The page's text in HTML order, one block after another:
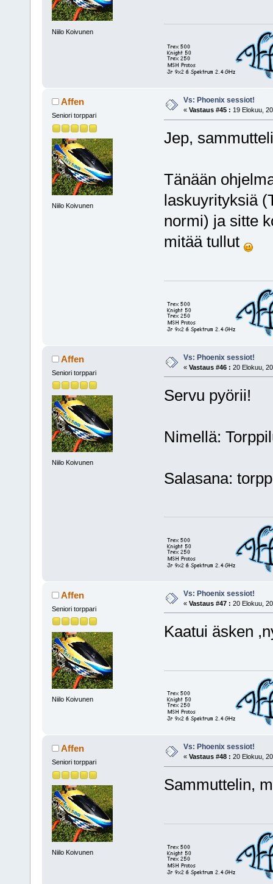
Niilo Koivunen
Affen
Seniori torppari
Niilo Koivunen
Vs: Phoenix sessiot!
« Vastaus #45 : 19 Elokuu,
Jep,
Tänään
laskuyrityksiä
normi) ja sitte
mitää tullut
Affen
Seniori torppari
Niilo Koivunen
Vs: Phoenix sessiot!
« Vastaus #46 : 20 Elokuu,
Servu pyörii!
Nimellä:
Salasana:
Affen
Seniori torppari
Niilo Koivunen
Vs: Phoenix sessiot!
« Vastaus #47 : 20 Elokuu,
Kaatui äsken
Affen
Seniori torppari
Niilo Koivunen
Vs: Phoenix sessiot!
« Vastaus #48 : 20 Elokuu,
Sammuttelin,